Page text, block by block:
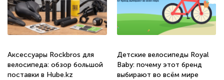
Аксессуары Rockbros для
велосипеда: обзор большой
поставки в Hube.kz
Детские велосипеды Royal
Baby: почему этот бренд
выбирают во всём мире